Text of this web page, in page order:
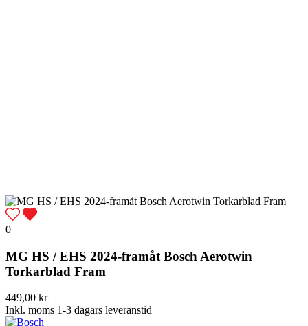
0
MG HS / EHS 2024-framåt Bosch Aerotwin
Torkarblad Fram
449,00 kr
Inkl. moms 1-3 dagars leveranstid